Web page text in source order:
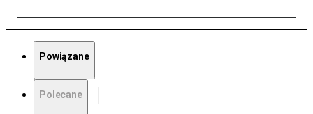
Powiązane
Polecane